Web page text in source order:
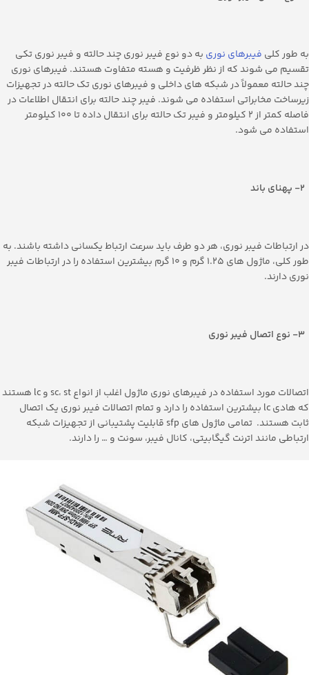
به طور کلی فیبرهای نوری به دو نوع فیبر نوری چند حالته و فیبر نوری تکی
تقسیم می شوند که از نظر ظرفیت و هسته متفاوت هستند. فیبرهای نوری
چند حالته معمولاً در شبکه های داخلی و فیبرهای نوری تک حالته در تجهیزات
زیرساخت مخابراتی استفاده می شوند. فیبر چند حالته برای انتقال اطلاعات در
فاصله کمتر از 2 کیلومتر و فیبر تک حالته برای انتقال داده تا 100 کیلومتر
استفاده می شود.
در ارتباطات فیبر نوری، هر دو طرف باید سرعت ارتباط یکسانی داشته باشند. به
طور کلی، ماژول های 1.25 گرم و 10 گرم بیشترین استفاده را در ارتباطات فیبر
نوری دارند.
اتصالات مورد استفاده در فیبرهای نوری ماژول اغلب از انواع sc، st و lc هستند
که هادی lc بیشترین استفاده را دارد و تمام اتصالات فیبر نوری یک اتصال
ثابت هستند. تمامی ماژول های sfp قابلیت پشتیبانی از تجهیزات شبکه
ارتباطی مانند اترنت گیگابیتی، کانال فیبر، سونت و … را دارند.